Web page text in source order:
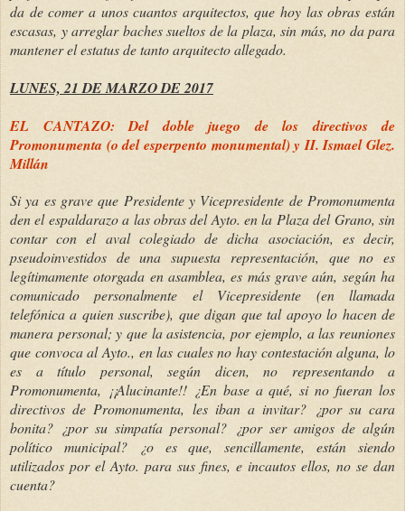
da de comer a unos cuantos arquitectos, que hoy las obras están
escasas, y arreglar baches sueltos de la plaza, sin más, no da para
mantener el estatus de tanto arquitecto allegado.
LUNES, 21 DE MARZO DE 2017
EL CANTAZO: Del doble juego de los directivos de
Promonumenta (o del esperpento monumental) y II. Ismael Glez.
Millán
Si ya es grave que Presidente y Vicepresidente de Promonumenta
den el espaldarazo a las obras del Ayto. en la Plaza del Grano, sin
contar con el aval colegiado de dicha asociación, es decir,
pseudoinvestidos de una supuesta representación, que no es
legítimamente otorgada en asamblea, es más grave aún, según ha
comunicado personalmente el Vicepresidente (en llamada
telefónica a quien suscribe), que digan que tal apoyo lo hacen de
manera personal; y que la asistencia, por ejemplo, a las reuniones
que convoca al Ayto., en las cuales no hay contestación alguna, lo
es a título personal, según dicen, no representando a
Promonumenta, ¡¡Alucinante!! ¿En base a qué, si no fueran los
directivos de Promonumenta, les iban a invitar? ¿por su cara
bonita? ¿por su simpatía personal? ¿por ser amigos de algún
político municipal? ¿o es que, sencillamente, están siendo
utilizados por el Ayto. para sus fines, e incautos ellos, no se dan
cuenta?